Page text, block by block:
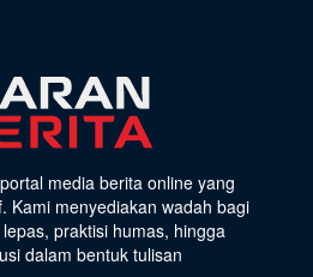
media berita online yang
Kami menyediakan wadah bagi
praktisi humas, hingga
dalam bentuk tulisan